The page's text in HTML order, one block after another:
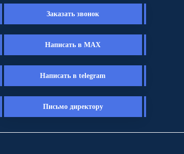
Заказать звонок
Написать в MAX
Написать в telegram
Письмо директору